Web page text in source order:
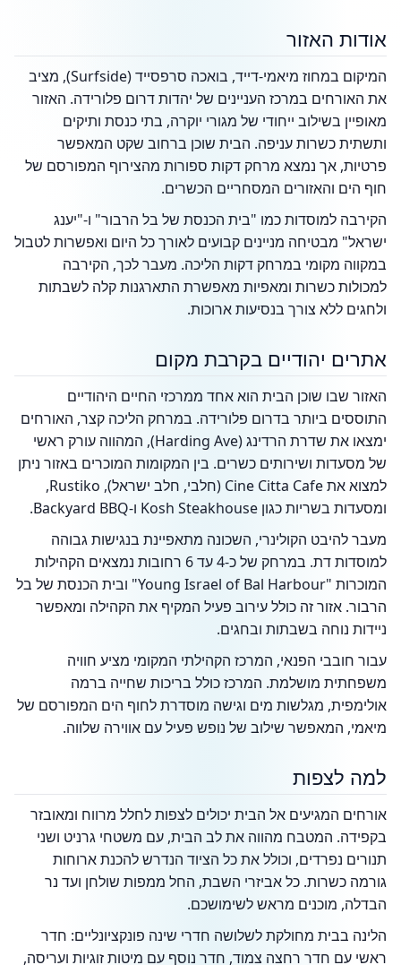
אודות האזור
המיקום במחוז מיאמי-דייד, בואכה סרפסייד (Surfside), מציב
את האורחים במרכז העניינים של יהדות דרום פלורידה. האזור
מאופיין בשילוב ייחודי של מגורי יוקרה, בתי כנסת ותיקים
ותשתית כשרות עניפה. הבית שוכן ברחוב שקט המאפשר
פרטיות, אך נמצא מרחק דקות ספורות מהצירוף המפורסם של
חוף הים והאזורים המסחריים הכשרים.
הקירבה למוסדות כמו "בית הכנסת של בל הרבור" ו-"יענג
ישראל" מבטיחה מניינים קבועים לאורך כל היום ואפשרות לטבול
במקווה מקומי במרחק דקות הליכה. מעבר לכך, הקירבה
למכולות כשרות ומאפיות מאפשרת התארגנות קלה לשבתות
ולחגים ללא צורך בנסיעות ארוכות.
אתרים יהודיים בקרבת מקום
האזור שבו שוכן הבית הוא אחד ממרכזי החיים היהודיים
התוססים ביותר בדרום פלורידה. במרחק הליכה קצר, האורחים
ימצאו את שדרת הרדינג (Harding Ave), המהווה עורק ראשי
של מסעדות ושירותים כשרים. בין המקומות המוכרים באזור ניתן
למצוא את Cine Citta Cafe (חלבי, חלב ישראל), Rustiko,
ומסעדות בשריות כגון Kosh Steakhouse ו-Backyard BBQ.
מעבר להיבט הקולינרי, השכונה מתאפיינת בנגישות גבוהה
למוסדות דת. במרחק של כ-4 עד 6 רחובות נמצאים הקהילות
המוכרות "Young Israel of Bal Harbour" ובית הכנסת של בל
הרבור. אזור זה כולל עירוב פעיל המקיף את הקהילה ומאפשר
ניידות נוחה בשבתות ובחגים.
עבור חובבי הפנאי, המרכז הקהילתי המקומי מציע חוויה
משפחתית מושלמת. המרכז כולל בריכות שחייה ברמה
אולימפית, מגלשות מים וגישה מוסדרת לחוף הים המפורסם של
מיאמי, המאפשר שילוב של נופש פעיל עם אווירה שלווה.
למה לצפות
אורחים המגיעים אל הבית יכולים לצפות לחלל מרווח ומאובזר
בקפידה. המטבח מהווה את לב הבית, עם משטחי גרניט ושני
תנורים נפרדים, וכולל את כל הציוד הנדרש להכנת ארוחות
גורמה כשרות. כל אביזרי השבת, החל ממפות שולחן ועד נר
הבדלה, מוכנים מראש לשימושכם.
הלינה בבית מחולקת לשלושה חדרי שינה פונקציונליים: חדר
ראשי עם חדר רחצה צמוד, חדר נוסף עם מיטות זוגיות ועריסה,